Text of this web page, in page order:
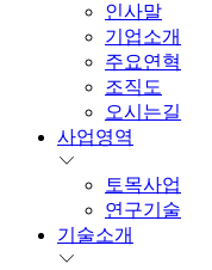
인사말
기업소개
주요연혁
조직도
오시는길
사업영역
토목사업
연구기술
기술소개